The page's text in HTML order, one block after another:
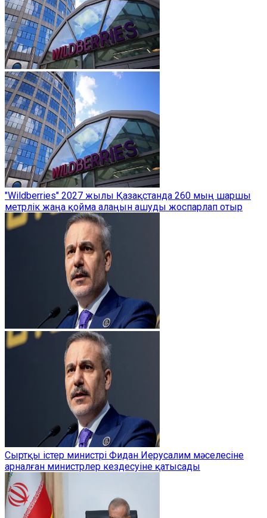
"Wildberries" 2027 жылы Қазақстанда 260 мың шаршы
метрлік жаңа қойма алаңын ашуды жоспарлап отыр
Сыртқы істер министрі Фидан Иерусалим мәселесіне
арналған министрлер кездесуіне қатысады